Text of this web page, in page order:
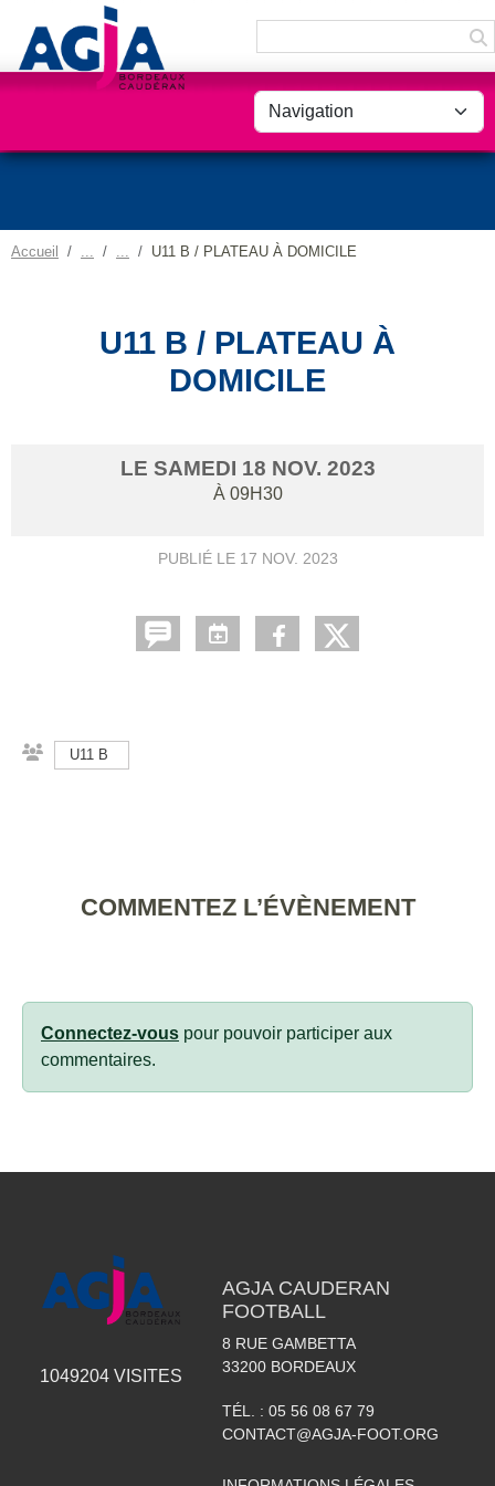
Accueil U11 B / PLATEAU À DOMICILE
U11 B / PLATEAU À
DOMICILE
LE SAMEDI 18 NOV. 2023
À 09H30
PUBLIÉ LE 17 NOV. 2023
U11 B
COMMENTEZ L’ÉVÈNEMENT
Connectez-vous pour pouvoir participer aux
commentaires.
1049204VISITES
AGJA CAUDERAN
FOOTBALL
8 RUE GAMBETTA
33200 BORDEAUX
TÉL. : 05 56 08 67 79
CONTACT@AGJA-FOOT.ORG
Panneau de gestion des cookies